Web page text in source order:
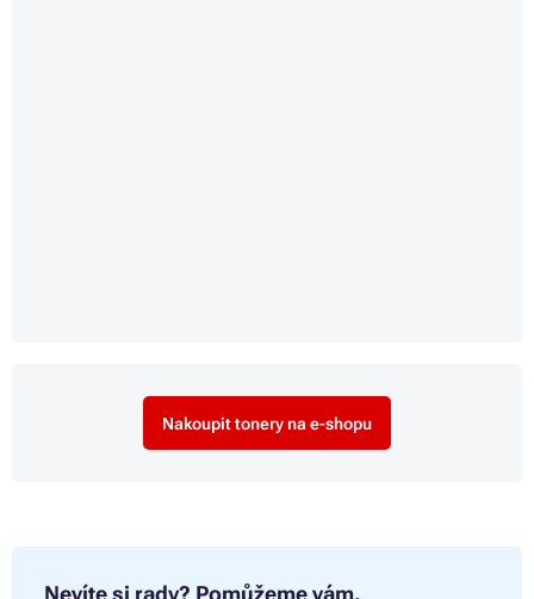
Nakoupit tonery na e-shopu
Nevíte si rady? Pomůžeme vám.